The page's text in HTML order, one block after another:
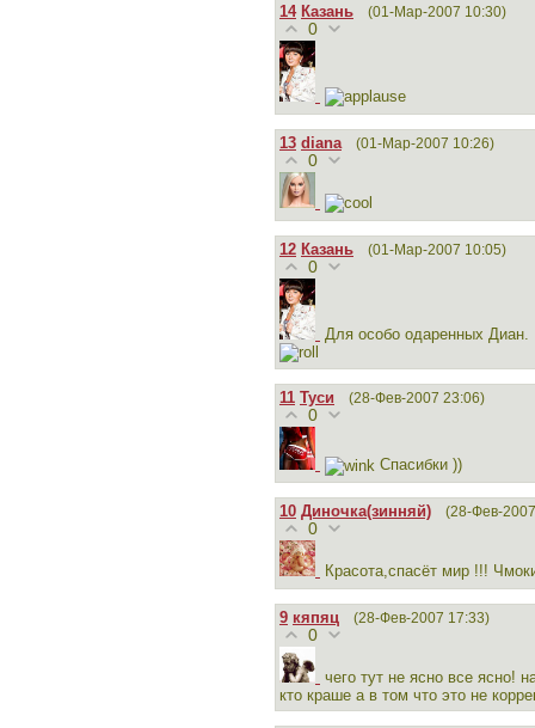
14 Казань (01-Мар-2007 10:30)
0
13 diana (01-Мар-2007 10:26)
0
12 Казань (01-Мар-2007 10:05)
0
Для особо одаренных
11 Туси (28-Фев-2007 23:06)
0
Спасибки ))
10 Диночка(зинняй) (28-Фев-
0
Красота,спасёт мир !!!
9 кяпяц (28-Фев-2007 17:33)
0
чего тут не ясно все ясно!
кто краше а в том что это не